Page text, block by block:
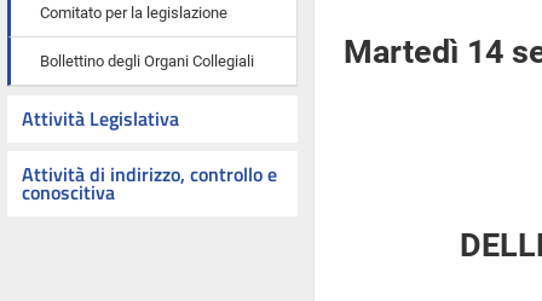
Comitato per la legislazione
Bollettino degli Organi Collegiali
Attività Legislativa
Attività di indirizzo, controllo e
conoscitiva
Martedì 14